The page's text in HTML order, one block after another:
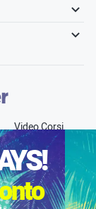
Video Corsi
Contatti